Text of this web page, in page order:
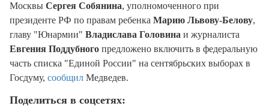
Москвы Сергея Собянина, уполномоченного при
президенте РФ по правам ребенка Марию Львову-Белову,
главу "Юнармии" Владислава Головина и журналиста
Евгения Поддубного предложено включить в федеральную
часть списка "Единой России" на сентябрьских выборах в
Госдуму, сообщил Медведев.
Поделиться в соцсетях: